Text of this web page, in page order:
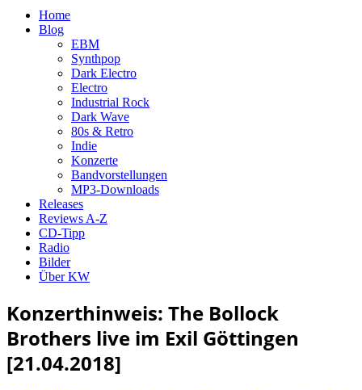
Home
Blog
EBM
Synthpop
Dark Electro
Electro
Industrial Rock
Dark Wave
80s & Retro
Indie
Konzerte
Bandvorstellungen
MP3-Downloads
Releases
Reviews A-Z
CD-Tipp
Radio
Bilder
Über KW
Konzerthinweis: The Bollock
Brothers live im Exil Göttingen
[21.04.2018]